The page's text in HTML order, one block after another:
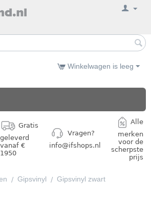
Winkelwagen is leeg
Gratis
geleverd
vanaf €
1950
Vragen?
info@ifshops.nl
Alle
merken
voor de
scherpste
prijs
/ Gipsvinyl / Gipsvinyl zwart